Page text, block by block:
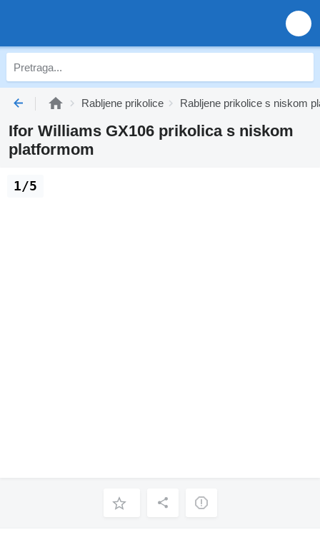
Rabljene prikolice Rabljene prikolice s niskom
Ifor Williams GX106 prikolica s niskom
platformom
1/5